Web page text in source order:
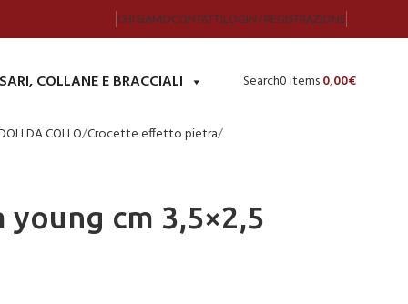
CHI SIAMOCONTATTILOGIN / REGISTRAZIONE
COLLANE E BRACCIALI Search0items0,00€
DA COLLO Crocette effetto pietra
cm 3,5×2,5